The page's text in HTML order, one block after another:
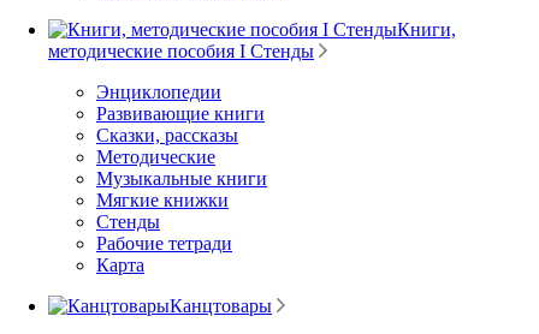
Книги,
методические пособия I Стенды
Энциклопедии
Развивающие книги
Сказки, рассказы
Методические
Музыкальные книги
Мягкие книжки
Стенды
Рабочие тетради
Карта
Канцтовары